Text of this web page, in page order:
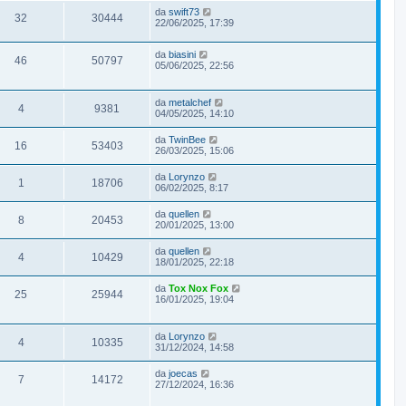
32 30444 da swift73
22/06/2025, 17:39
46 50797 da biasini
05/06/2025, 22:56
4 9381 da metalchef
04/05/2025, 14:10
16 53403 da TwinBee
26/03/2025, 15:06
1 18706 da Lorynzo
06/02/2025, 8:17
8 20453 da quellen
20/01/2025, 13:00
4 10429 da quellen
18/01/2025, 22:18
25 25944 da Tox Nox Fox
16/01/2025, 19:04
4 10335 da Lorynzo
31/12/2024, 14:58
7 14172 da joecas
27/12/2024, 16:36